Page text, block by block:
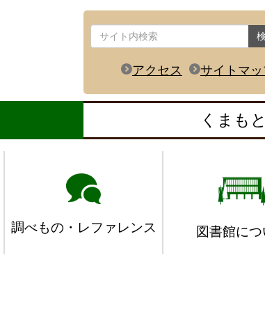
アクセス サイトマ
くまも
調べもの・レファレンス 図書館につ